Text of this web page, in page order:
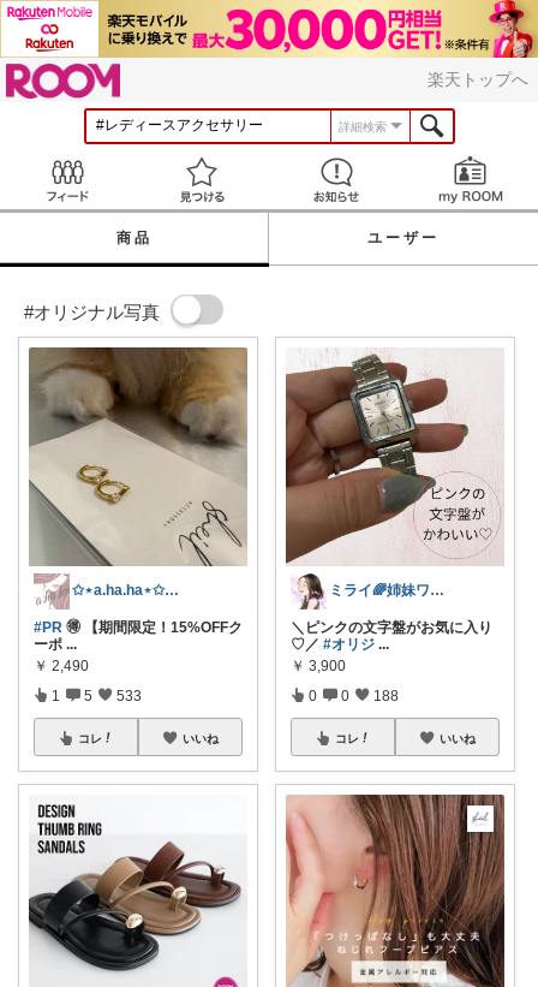
楽天トップへ
詳細検索
見つける お知らせ
商品 ユーザー
#オリジナル写真
✩⋆a.ha.ha⋆✩🛒感謝っ❤︎
#PR 🉐 【期間限定！15%OFFク
ーポ ...
￥ 2,490
1 5 533
コレ いいね
ミライ🌈姉妹ワーママ
＼ピンクの文字盤がお気に入り
♡／ #オリジ ...
￥ 3,900
0 0 188
コレ いいね